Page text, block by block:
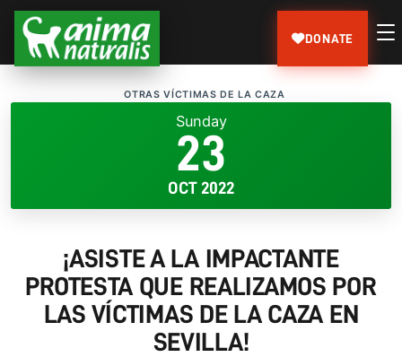
DONATE
OTRAS VÍCTIMAS DE LA CAZA
Sunday
23
OCT 2022
¡ASISTE A LA IMPACTANTE
PROTESTA QUE REALIZAMOS POR
LAS VÍCTIMAS DE LA CAZA EN
SEVILLA!